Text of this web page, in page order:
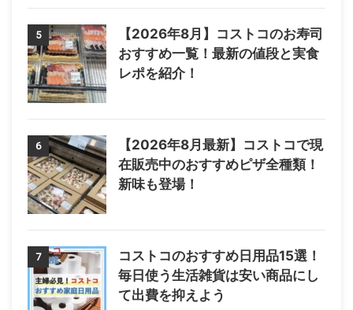
5
【2026年8月】コストコのお寿司
おすすめ一覧！最新の値段と実食
レポを紹介！
6
【2026年8月最新】コストコで現
在販売中のおすすめピザ全種類！
新味も登場！
7
コストコのおすすめ日用品15選！
毎日使う生活雑貨は安い商品にし
て出費を抑えよう